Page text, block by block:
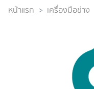
หน้าแรก > เครื่องมือช่าง